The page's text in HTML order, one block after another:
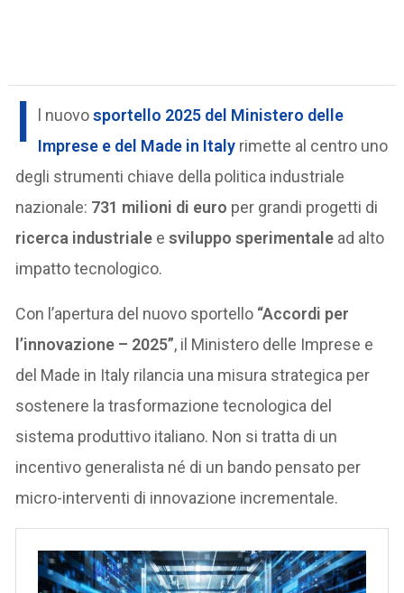
I l nuovosportello 2025 del Ministero delle
Imprese e del Made in Italy rimette al centro uno
degli strumenti chiave della politica industriale
nazionale: 731 milioni di euro per grandi progetti di
ricerca industriale esviluppo sperimentale ad alto
impatto tecnologico.
Con l’apertura del nuovo sportello “Accordi per
l’innovazione – 2025”, il Ministero delle Imprese e
del Made in Italy rilancia una misura strategica per
sostenere la trasformazione tecnologica del
sistema produttivo italiano. Non si tratta di un
incentivo generalista né di un bando pensato per
micro-interventi di innovazione incrementale.